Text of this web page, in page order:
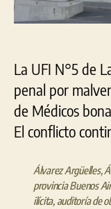
La UFI N°5 de
penal por
de Médicos
El conflicto
Álvarez Argüelles,
provincia Buenos
ilícita, auditoría de